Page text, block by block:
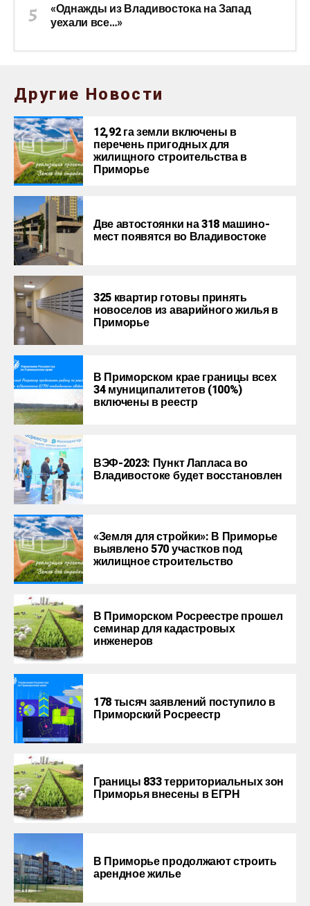
«Однажды из Владивостока на Запад
уехали все…»
Другие Новости
12,92 га земли включены в
перечень пригодных для
жилищного строительства в
Приморье
Две автостоянки на 318 машино-
мест появятся во Владивостоке
325 квартир готовы принять
новоселов из аварийного жилья в
Приморье
В Приморском крае границы всех
34 муниципалитетов (100%)
включены в реестр
ВЭФ-2023: Пункт Лапласа во
Владивостоке будет восстановлен
«Земля для стройки»: В Приморье
выявлено 570 участков под
жилищное строительство
В Приморском Росреестре прошел
семинар для кадастровых
инженеров
178 тысяч заявлений поступило в
Приморский Росреестр
Границы 833 территориальных зон
Приморья внесены в ЕГРН
В Приморье продолжают строить
арендное жилье